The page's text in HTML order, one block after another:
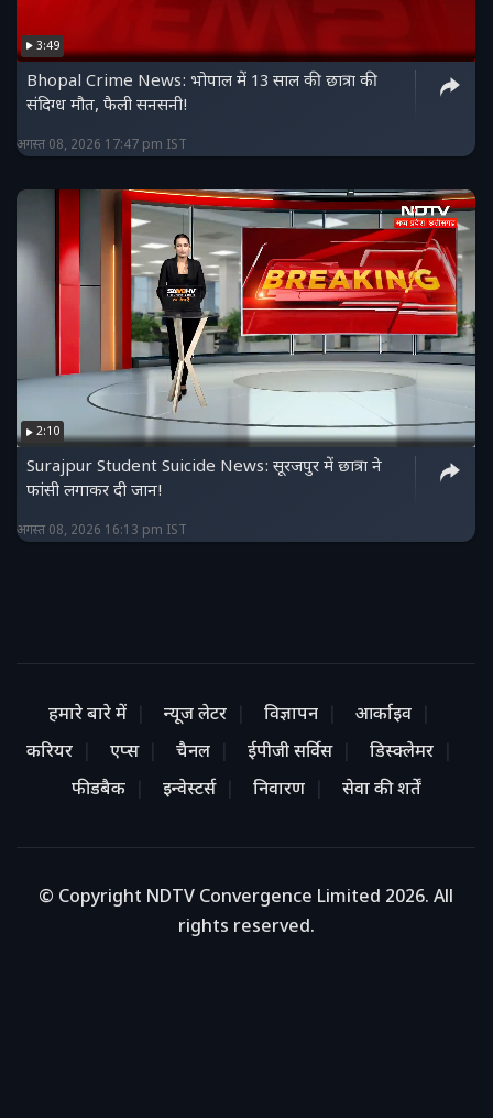
3:49
Bhopal Crime News: भोपाल में 13 साल की छात्रा की
संदिग्ध मौत, फैली सनसनी!
अगस्त 08, 2026 17:47 pm IST
2:10
Surajpur Student Suicide News: सूरजपुर में छात्रा ने
फांसी लगाकर दी जान!
अगस्त 08, 2026 16:13 pm IST
हमारे बारे में न्यूज लेटर विज्ञापन
आर्काइव
करियर
एप्स चैनल ईपीजी सर्विस
डिस्क्लेमर
फीडबैक
इन्वेस्टर्स निवारण सेवा की शर्तें
© Copyright NDTV Convergence Limited 2026. All
rights reserved.